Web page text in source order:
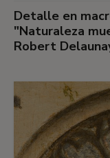
Detalle en
"Naturaleza
Robert